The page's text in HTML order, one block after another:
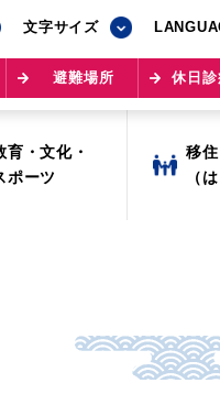
文字サイズ
避難場所 休日
文字サイズ
避難場所 休日
育・文化・
ポーツ
移
（
育・文化・
ポーツ
移
（